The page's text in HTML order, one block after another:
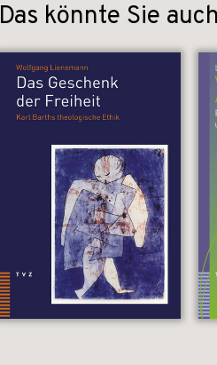
Das könnte Sie